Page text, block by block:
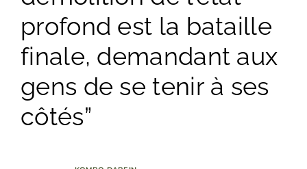
profond est la bataille
finale, demandant aux
gens de se tenir à ses
côtés”